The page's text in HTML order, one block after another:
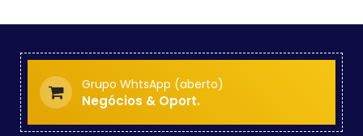
Grupo WhtsApp (aberto)
Negócios & Oport.